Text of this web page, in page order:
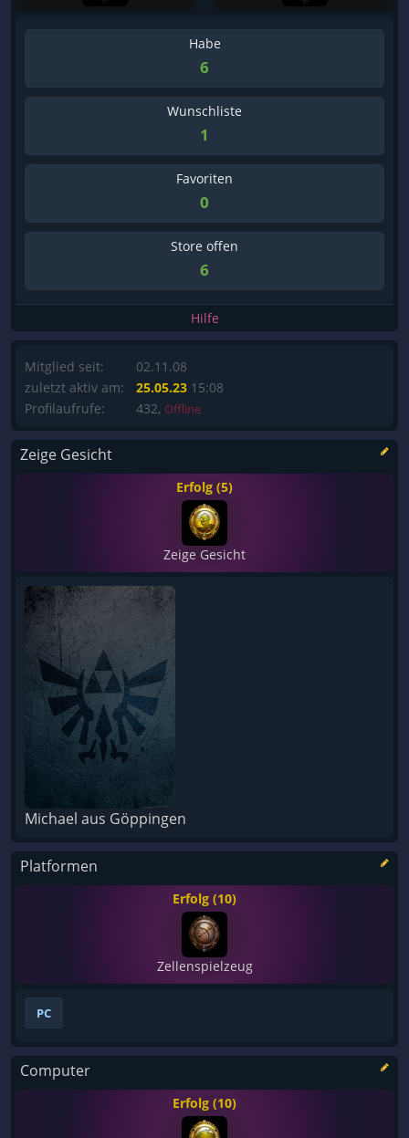
Habe
6
Wunschliste
1
Favoriten
0
Store offen
6
Hilfe
Mitglied seit:
zuletzt aktiv am:
Profilaufrufe:
02.11.08
25.05.23 15:08
432, Offline
Zeige Gesicht
Erfolg (5)
Zeige Gesicht
Michael aus Göppingen
Platformen
Erfolg (10)
Zellenspielzeug
PC
Computer
Erfolg (10)